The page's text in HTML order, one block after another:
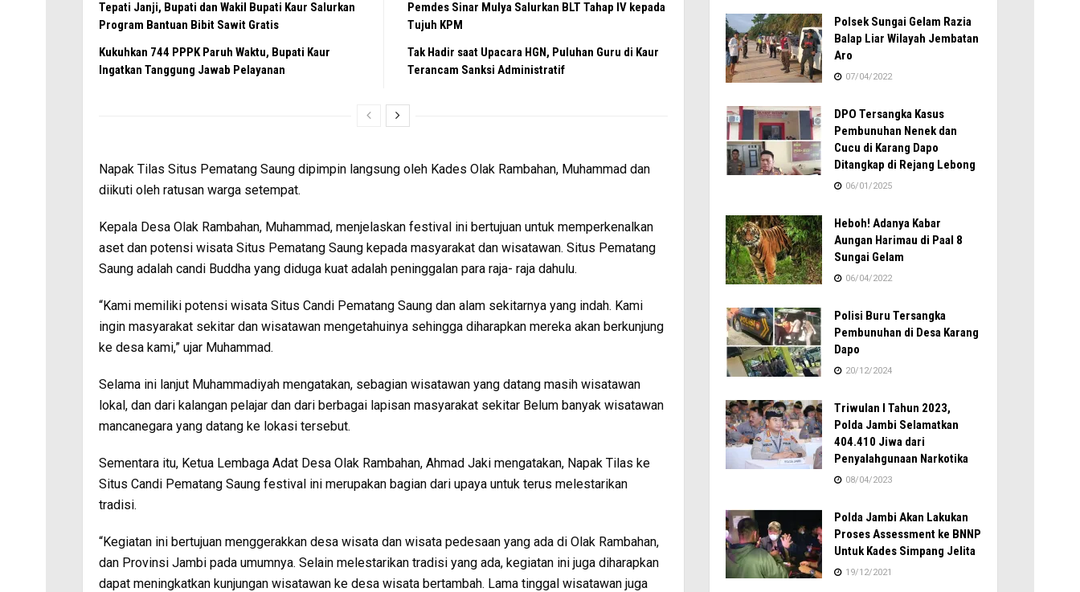
Tepati Janji, Bupati dan Wakil Bupati Kaur Salurkan
Program Bantuan Bibit Sawit Gratis
Kukuhkan 744 PPPK Paruh Waktu, Bupati Kaur
Ingatkan Tanggung Jawab Pelayanan
Pemdes Sinar Mulya Salurkan BLT Tahap IV kepada
Tujuh KPM
Tak Hadir saat Upacara HGN, Puluhan Guru di Kaur
Terancam Sanksi Administratif
Napak Tilas Situs Pematang Saung dipimpin langsung oleh Kades Olak Rambahan, Muhammad dan
diikuti oleh ratusan warga setempat.
Kepala Desa Olak Rambahan, Muhammad, menjelaskan festival ini bertujuan untuk memperkenalkan
aset dan potensi wisata Situs Pematang Saung kepada masyarakat dan wisatawan. Situs Pematang
Saung adalah candi Buddha yang diduga kuat adalah peninggalan para raja- raja dahulu.
“Kami memiliki potensi wisata Situs Candi Pematang Saung dan alam sekitarnya yang indah. Kami
ingin masyarakat sekitar dan wisatawan mengetahuinya sehingga diharapkan mereka akan berkunjung
ke desa kami,” ujar Muhammad.
Selama ini lanjut Muhammadiyah mengatakan, sebagian wisatawan yang datang masih wisatawan
lokal, dan dari kalangan pelajar dan dari berbagai lapisan masyarakat sekitar Belum banyak wisatawan
mancanegara yang datang ke lokasi tersebut.
Sementara itu, Ketua Lembaga Adat Desa Olak Rambahan, Ahmad Jaki mengatakan, Napak Tilas ke
Situs Candi Pematang Saung festival ini merupakan bagian dari upaya untuk terus melestarikan
tradisi.
“Kegiatan ini bertujuan menggerakkan desa wisata dan wisata pedesaan yang ada di Olak Rambahan,
dan Provinsi Jambi pada umumnya. Selain melestarikan tradisi yang ada, kegiatan ini juga diharapkan
dapat meningkatkan kunjungan wisatawan ke desa wisata bertambah. Lama tinggal wisatawan juga
Polsek Sungai Gelam Razia
Balap Liar Wilayah Jembatan
Aro
07/04/2022
DPO Tersangka Kasus
Pembunuhan Nenek dan
Cucu di Karang Dapo
Ditangkap di Rejang Lebong
06/01/2025
Heboh! Adanya Kabar
Aungan Harimau di Paal 8
Sungai Gelam
06/04/2022
Polisi Buru Tersangka
Pembunuhan di Desa Karang
Dapo
20/12/2024
Triwulan I Tahun 2023,
Polda Jambi Selamatkan
404.410 Jiwa dari
Penyalahgunaan Narkotika
08/04/2023
Polda Jambi Akan Lakukan
Proses Assessment ke BNNP
Untuk Kades Simpang Jelita
19/12/2021